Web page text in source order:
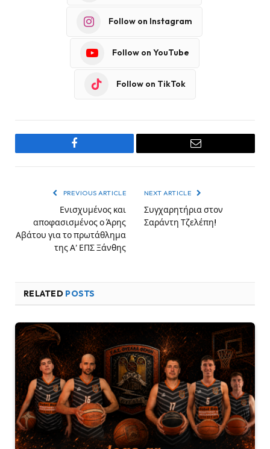
Follow on Instagram
Follow on YouTube
Follow on TikTok
Facebook Email
PREVIOUS ARTICLE
Ενισχυμένος και
αποφασισμένος ο Άρης
Αβάτου για το πρωτάθλημα
της Α’ ΕΠΣ Ξάνθης
NEXT ARTICLE
Συγχαρητήρια στον
Σαράντη Τζελέπη!
RELATED POSTS